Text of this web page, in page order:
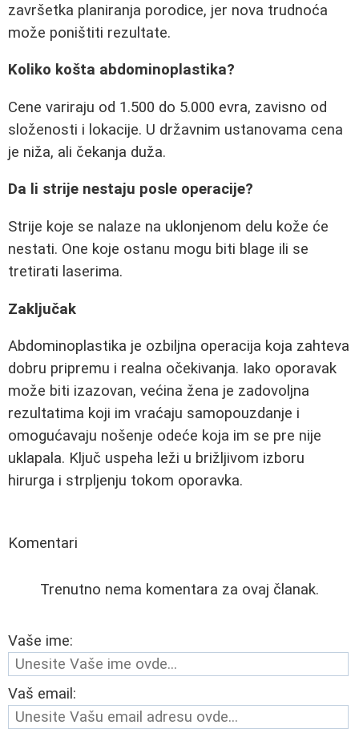
završetka planiranja porodice, jer nova trudnoća
može poništiti rezultate.
Koliko košta abdominoplastika?
Cene variraju od 1.500 do 5.000 evra, zavisno od
složenosti i lokacije. U državnim ustanovama cena
je niža, ali čekanja duža.
Da li strije nestaju posle operacije?
Strije koje se nalaze na uklonjenom delu kože će
nestati. One koje ostanu mogu biti blage ili se
tretirati laserima.
Zaključak
Abdominoplastika je ozbiljna operacija koja zahteva
dobru pripremu i realna očekivanja. Iako oporavak
može biti izazovan, većina žena je zadovoljna
rezultatima koji im vraćaju samopouzdanje i
omogućavaju nošenje odeće koja im se pre nije
uklapala. Ključ uspeha leži u brižljivom izboru
hirurga i strpljenju tokom oporavka.
Komentari
Trenutno nema komentara za ovaj članak.
Vaše ime:
Vaš email: